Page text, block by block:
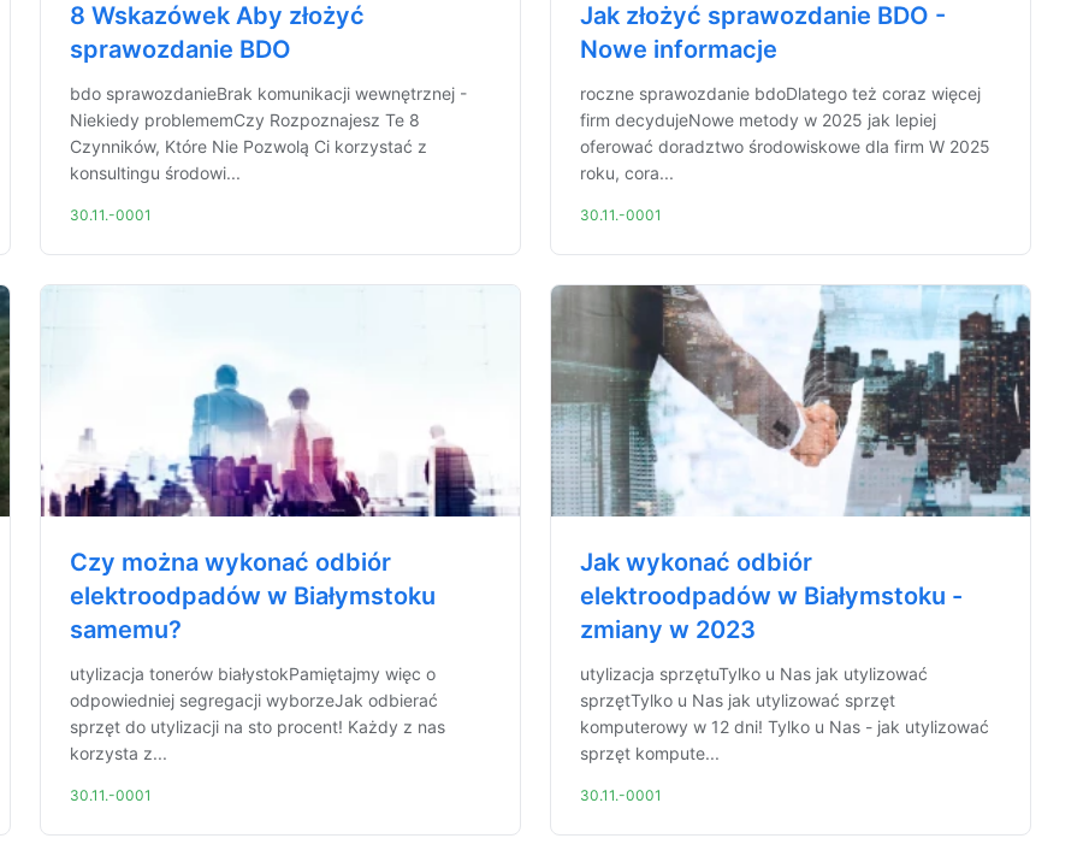
8 Wskazówek Aby złożyć
sprawozdanie BDO
bdo sprawozdanieBrak komunikacji wewnętrznej -
Niekiedy problememCzy Rozpoznajesz Te 8
Czynników, Które Nie Pozwolą Ci korzystać z
konsultingu środowi...
30.11.-0001
Jak złożyć sprawozdanie BDO -
Nowe informacje
roczne sprawozdanie bdoDlatego też coraz więcej
firm decydujeNowe metody w 2025 jak lepiej
oferować doradztwo środowiskowe dla firm W 2025
roku, cora...
30.11.-0001
Czy można wykonać odbiór
elektroodpadów w Białymstoku
samemu?
utylizacja tonerów białystokPamiętajmy więc o
odpowiedniej segregacji wyborzeJak odbierać
sprzęt do utylizacji na sto procent! Każdy z nas
korzysta z...
30.11.-0001
Jak wykonać odbiór
elektroodpadów w Białymstoku -
zmiany w 2023
utylizacja sprzętuTylko u Nas jak utylizować
sprzętTylko u Nas jak utylizować sprzęt
komputerowy w 12 dni! Tylko u Nas - jak utylizować
sprzęt kompute...
30.11.-0001